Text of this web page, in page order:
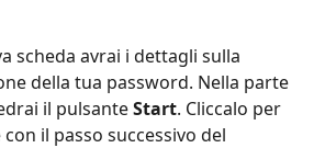
scheda avrai i dettagli sulla
della tua password. Nella parte
il pulsanteStart. Cliccalo per
il passo successivo del